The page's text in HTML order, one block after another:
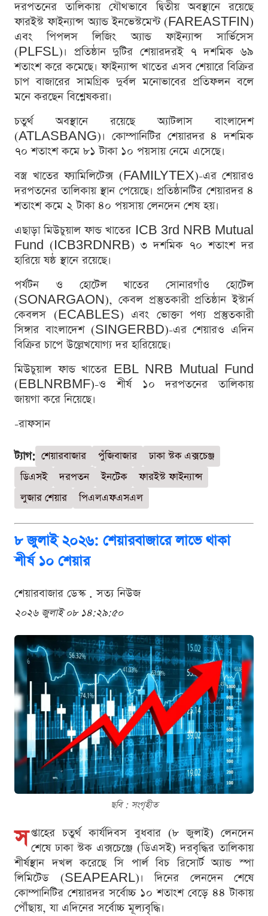
দরপতনের তালিকায় যৌথভাবে দ্বিতীয় অবস্থানে রয়েছে
ফারইস্ট ফাইন্যান্স অ্যান্ড ইনভেস্টমেন্ট (FAREASTFIN)
এবং পিপলস লিজিং অ্যান্ড ফাইন্যান্স সার্ভিসেস
(PLFSL)। প্রতিষ্ঠান দুটির শেয়ারদরই ৭ দশমিক ৬৯
শতাংশ করে কমেছে। ফাইন্যান্স খাতের এসব শেয়ারে বিক্রির
চাপ বাজারের সামগ্রিক দুর্বল মনোভাবের প্রতিফলন বলে
মনে করছেন বিশ্লেষকরা।
চতুর্থ অবস্থানে রয়েছে অ্যাটলাস বাংলাদেশ
(ATLASBANG)। কোম্পানিটির শেয়ারদর ৪ দশমিক
৭০ শতাংশ কমে ৮১ টাকা ১০ পয়সায় নেমে এসেছে।
বস্ত্র খাতের ফ্যামিলিটেক্স (FAMILYTEX)-এর শেয়ারও
দরপতনের তালিকায় স্থান পেয়েছে। প্রতিষ্ঠানটির শেয়ারদর ৪
শতাংশ কমে ২ টাকা ৪০ পয়সায় লেনদেন শেষ হয়।
এছাড়া মিউচুয়াল ফান্ড খাতের ICB 3rd NRB Mutual
Fund (ICB3RDNRB) ৩ দশমিক ৭০ শতাংশ দর
হারিয়ে ষষ্ঠ স্থানে রয়েছে।
পর্যটন ও হোটেল খাতের সোনারগাঁও হোটেল
(SONARGAON), কেবল প্রস্তুতকারী প্রতিষ্ঠান ইস্টার্ন
কেবলস (ECABLES) এবং ভোক্তা পণ্য প্রস্তুতকারী
সিঙ্গার বাংলাদেশ (SINGERBD)-এর শেয়ারও এদিন
বিক্রির চাপে উল্লেখযোগ্য দর হারিয়েছে।
মিউচুয়াল ফান্ড খাতের EBL NRB Mutual Fund
(EBLNRBMF)-ও শীর্ষ ১০ দরপতনের তালিকায়
জায়গা করে নিয়েছে।
-রাফসান
ট্যাগ: শেয়ারবাজার পুঁজিবাজার
ঢাকা স্টক এক্সচেঞ্জ
ডিএসই
দরপতন ইনটেক
ফারইস্ট ফাইন্যান্স
লুজার শেয়ার
পিএলএফএসএল
৮ জুলাই ২০২৬: শেয়ারবাজারে লাভে থাকা
শীর্ষ ১০ শেয়ার
শেয়ারবাজার ডেস্ক . সত্য নিউজ
২০২৬ জুলাই ০৮ ১৪:২৯:৫০
ছবি : সংগৃহীত
স প্তাহের চতুর্থ কার্যদিবস বুধবার (৮ জুলাই) লেনদেন
শেষে ঢাকা স্টক এক্সচেঞ্জে (ডিএসই) দরবৃদ্ধির তালিকায়
শীর্ষস্থান দখল করেছে সি পার্ল বিচ রিসোর্ট অ্যান্ড স্পা
লিমিটেড (SEAPEARL)। দিনের লেনদেন শেষে
কোম্পানিটির শেয়ারদর সর্বোচ্চ ১০ শতাংশ বেড়ে ৪৪ টাকায়
পৌঁছায়, যা এদিনের সর্বোচ্চ মূল্যবৃদ্ধি।